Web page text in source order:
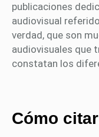
publicaciones
audiovisual
verdad, que son
audiovisuales que
constatan los
Cómo